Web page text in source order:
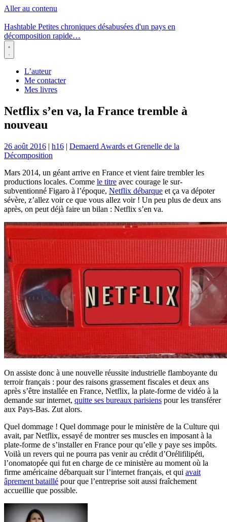
Aller au contenu
Hashtable Petites chroniques désabusées d'un pays en
décomposition rapide…
Menu
L’auteur
Me contacter
Mes livres
Netflix s’en va, la France tremble à
nouveau
26 août 2016 | h16 | Demaerd Awards et Grenelle de la
Décomposition
Mars 2014, un géant arrive en France et vient faire trembler les
productions locales. Comme le titre avec courage le sur-
subventionné Figaro à l’époque, Netflix débarque et ça va dépoter
sévère, z’allez voir ce que vous allez voir ! Un peu plus de deux ans
après, on peut déjà faire un bilan : Netflix s’en va.
On assiste donc à une nouvelle réussite industrielle flamboyante du
terroir français : pour des raisons grassement fiscales et deux ans
après s’être installée en France, Netflix, la plate-forme de vidéo à la
demande sur internet, quitte ses bureaux parisiens pour les transférer
aux Pays-Bas. Zut alors.
Quel dommage ! Quel dommage pour le ministère de la Culture qui
avait, par Netflix, essayé de montrer ses muscles en imposant à la
plate-forme de s’installer en France pour qu’elle y paye ses impôts.
Voilà un revers qui ne pourra pas venir au crédit d’Orélifilipéti,
l’onomatopée qui fut en charge de ce ministère au moment où la
firme américaine débarquait sur l’internet français, et qui avait
âprement bataillé pour que l’entreprise soit aussi fraîchement
accueillie que possible.